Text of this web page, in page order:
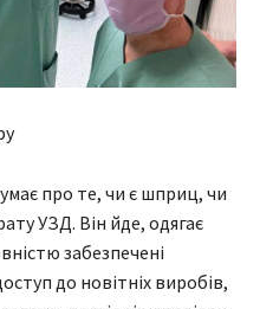
про те, чи є шприц, чи
УЗД. Він йде, одягає
забезпечені
до новітніх виробів,